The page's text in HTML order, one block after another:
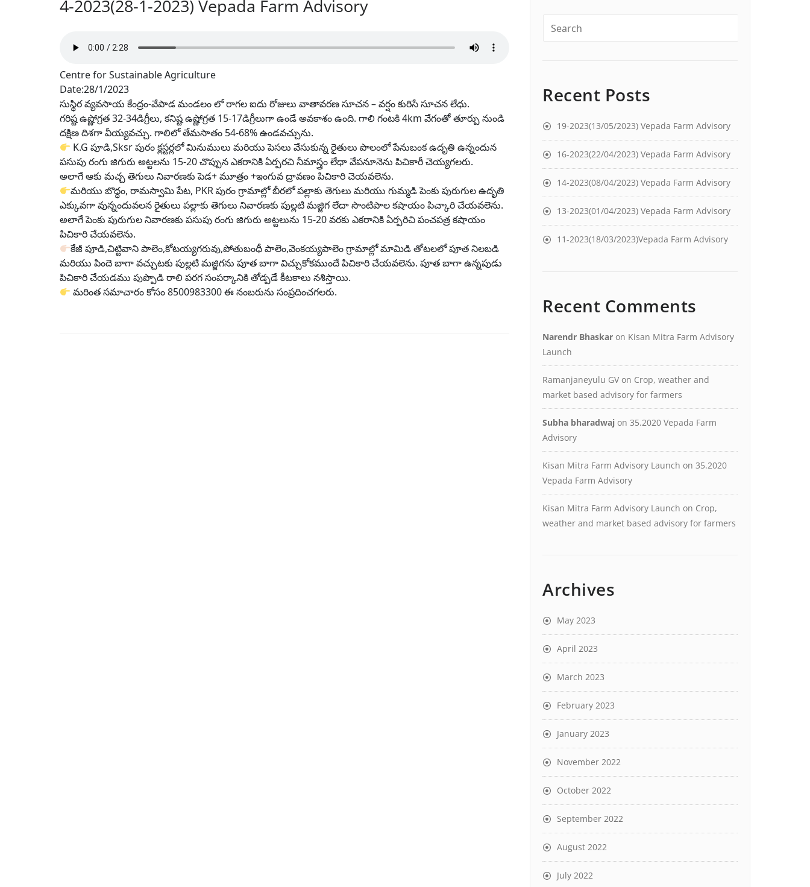
4-2023(28-1-2023) Vepada Farm Advisory
Centre for Sustainable Agriculture
Date:28/1/2023
సుస్థిర వ్యవసాయ కేంద్రం-వేపాడ మండలం లో రాగల ఐదు రోజులు వాతావరణ సూచన – వర్షం కురిసే సూచన లేధు.
గరిష్ట ఉష్ణోగ్రత 32-34డిగ్రీలు, కనిష్ట ఉష్ణోగ్రత 15-17డిగ్రీలుగా ఉండే అవకాశం ఉంది. గాలి గంటకి 4km వేగంతో తూర్పు నుండి
దక్షిణ దిశగా వీయ్యవచ్చు. గాలిలో తేమసాతం 54-68% ఉండవచ్చును.
K.G పూడి,Sksr పురం క్లస్టర్లలో మినుములు మరియు పెసలు వేసుకున్న రైతులు పొలంలో పేనుబంక ఉదృతి ఉన్నందున
పసుపు రంగు జిగురు అట్టలను 15-20 చొప్పున ఎకరానికి ఏర్పరచి నీమాస్త్రం లేధా వేపనూనెను పిచికారీ చెయ్యగలరు.
అలాగే ఆకు మచ్చ తెగులు నివారణకు పెడ+ మూత్రం +ఇంగువ ద్రావణం పిచికారి చెయవలెను.
మరియు బొద్ధం, రామస్వామి పేట, PKR పురం గ్రామాల్లో బీరలో పల్లాకు తెగులు మరియు గుమ్మడి పెంకు పురుగుల ఉదృతి
ఎక్కువగా వున్నందువలన రైతులు పల్లాకు తెగులు నివారణకు పుల్లటి మజ్జిగ లేదా సొంటిపాల కషాయం పిచ్కారి చేయవలెను.
అలాగే పెంకు పురుగుల నివారణకు పసుపు రంగు జిగురు అట్టలును 15-20 వరకు ఎకరానికి ఏర్పరిచి పంచపత్ర కషాయం
పిచికారి చేయవలెను.
కేజీ పూడి,చిట్టివాని పాలెం,కోటయ్యగరువు,పోతుబంధీ పాలెం,వెంకయ్యపాలెం గ్రామాల్లో మామిడి తోటలలో పూత నిలబడి
మరియు పిందె బాగా వచ్చుటకు పుల్లటి మజ్జిగను పూత బాగా విచ్చుకోకముందే పిచికారి చేయవలెను. పూత బాగా ఉన్నపుడు
పిచికారి చేయడము పుప్పొడి రాలి పరగ సంపర్కానికి తోడ్పడే కీటకాలు నశిస్తాయి.
మరింత సమాచారం కోసం 8500983300 ఈ నంబరును సంప్రదించగలరు.
Recent Posts
19-2023(13/05/2023) Vepada Farm Advisory
16-2023(22/04/2023) Vepada Farm Advisory
14-2023(08/04/2023) Vepada Farm Advisory
13-2023(01/04/2023) Vepada Farm Advisory
11-2023(18/03/2023)Vepada Farm Advisory
Recent Comments
Narendr Bhaskar on Kisan Mitra Farm Advisory
Launch
Ramanjaneyulu GV on Crop, weather and
market based advisory for farmers
Subha bharadwaj on 35.2020 Vepada Farm
Advisory
Kisan Mitra Farm Advisory Launch on 35.2020
Vepada Farm Advisory
Kisan Mitra Farm Advisory Launch on Crop,
weather and market based advisory for farmers
Archives
May 2023
April 2023
March 2023
February 2023
January 2023
November 2022
October 2022
September 2022
August 2022
July 2022